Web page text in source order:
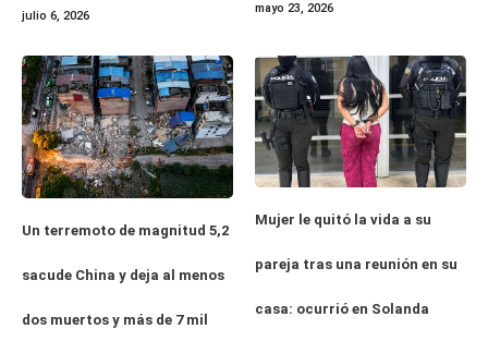
julio 6, 2026
mayo 23, 2026
Un terremoto de magnitud 5,2
sacude China y deja al menos
dos muertos y más de 7 mil
Mujer le quitó la vida a su
pareja tras una reunión en su
casa: ocurrió en Solanda